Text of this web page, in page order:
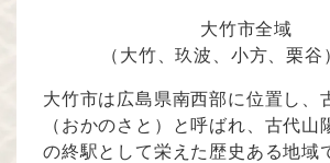
大竹市全域
（大竹、玖波、小方、栗谷
大竹市は広島県南西部に位置し、
（おかのさと）と呼ばれ、古代山
の終駅として栄えた歴史ある地域